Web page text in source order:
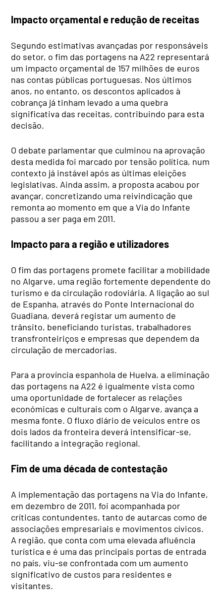
Impacto orçamental e redução de receitas
Segundo estimativas avançadas por responsáveis
do setor, o fim das portagens na A22 representará
um impacto orçamental de 157 milhões de euros
nas contas públicas portuguesas. Nos últimos
anos, no entanto, os descontos aplicados à
cobrança já tinham levado a uma quebra
significativa das receitas, contribuindo para esta
decisão.
O debate parlamentar que culminou na aprovação
desta medida foi marcado por tensão política, num
contexto já instável após as últimas eleições
legislativas. Ainda assim, a proposta acabou por
avançar, concretizando uma reivindicação que
remonta ao momento em que a Via do Infante
passou a ser paga em 2011.
Impacto para a região e utilizadores
O fim das portagens promete facilitar a mobilidade
no Algarve, uma região fortemente dependente do
turismo e da circulação rodoviária. A ligação ao sul
de Espanha, através do Ponte Internacional do
Guadiana, deverá registar um aumento de
trânsito, beneficiando turistas, trabalhadores
transfronteiriços e empresas que dependem da
circulação de mercadorias.
Para a província espanhola de Huelva, a eliminação
das portagens na A22 é igualmente vista como
uma oportunidade de fortalecer as relações
económicas e culturais com o Algarve, avança a
mesma fonte. O fluxo diário de veículos entre os
dois lados da fronteira deverá intensificar-se,
facilitando a integração regional.
Fim de uma década de contestação
A implementação das portagens na Via do Infante,
em dezembro de 2011, foi acompanhada por
críticas contundentes, tanto de autarcas como de
associações empresariais e movimentos cívicos.
A região, que conta com uma elevada afluência
turística e é uma das principais portas de entrada
no país, viu-se confrontada com um aumento
significativo de custos para residentes e
visitantes.